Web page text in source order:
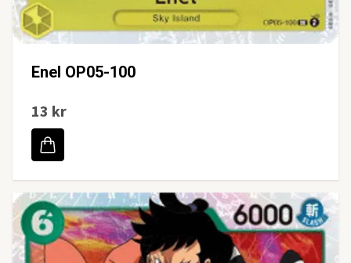
Enel OP05-100
13 kr